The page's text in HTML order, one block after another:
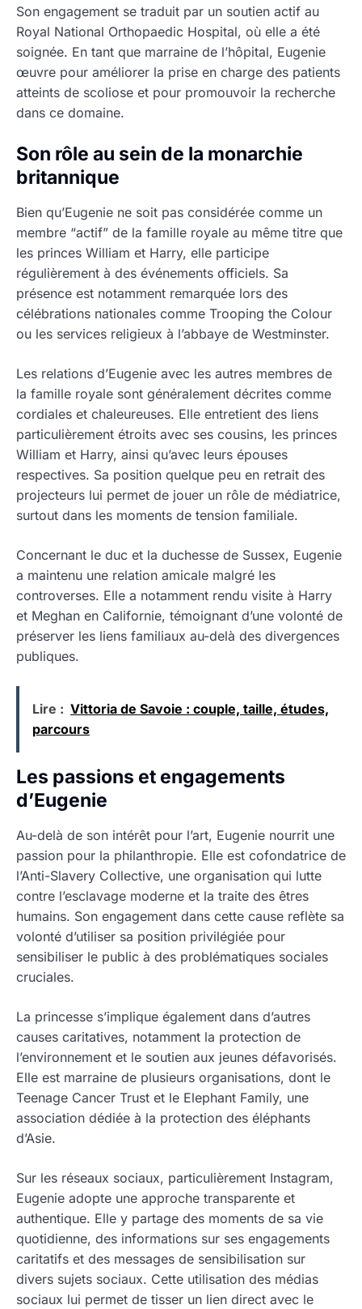
Son engagement se traduit par un soutien actif au
Royal National Orthopaedic Hospital, où elle a été
soignée. En tant que marraine de l’hôpital, Eugenie
œuvre pour améliorer la prise en charge des patients
atteints de scoliose et pour promouvoir la recherche
dans ce domaine.
Son rôle au sein de la monarchie
britannique
Bien qu’Eugenie ne soit pas considérée comme un
membre “actif” de la famille royale au même titre que
les princes William et Harry, elle participe
régulièrement à des événements officiels. Sa
présence est notamment remarquée lors des
célébrations nationales comme Trooping the Colour
ou les services religieux à l’abbaye de Westminster.
Les relations d’Eugenie avec les autres membres de
la famille royale sont généralement décrites comme
cordiales et chaleureuses. Elle entretient des liens
particulièrement étroits avec ses cousins, les princes
William et Harry, ainsi qu’avec leurs épouses
respectives. Sa position quelque peu en retrait des
projecteurs lui permet de jouer un rôle de médiatrice,
surtout dans les moments de tension familiale.
Concernant le duc et la duchesse de Sussex, Eugenie
a maintenu une relation amicale malgré les
controverses. Elle a notamment rendu visite à Harry
et Meghan en Californie, témoignant d’une volonté de
préserver les liens familiaux au-delà des divergences
publiques.
Lire : Vittoria de Savoie : couple, taille, études,
parcours
Les passions et engagements
d’Eugenie
Au-delà de son intérêt pour l’art, Eugenie nourrit une
passion pour la philanthropie. Elle est cofondatrice de
l’Anti-Slavery Collective, une organisation qui lutte
contre l’esclavage moderne et la traite des êtres
humains. Son engagement dans cette cause reflète sa
volonté d’utiliser sa position privilégiée pour
sensibiliser le public à des problématiques sociales
cruciales.
La princesse s’implique également dans d’autres
causes caritatives, notamment la protection de
l’environnement et le soutien aux jeunes défavorisés.
Elle est marraine de plusieurs organisations, dont le
Teenage Cancer Trust et le Elephant Family, une
association dédiée à la protection des éléphants
d’Asie.
Sur les réseaux sociaux, particulièrement Instagram,
Eugenie adopte une approche transparente et
authentique. Elle y partage des moments de sa vie
quotidienne, des informations sur ses engagements
caritatifs et des messages de sensibilisation sur
divers sujets sociaux. Cette utilisation des médias
sociaux lui permet de tisser un lien direct avec le